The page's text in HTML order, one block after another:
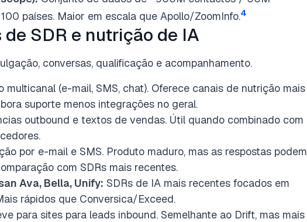
países. Maior em escala que Apollo/ZoomInfo.4
SDR e nutrição de IA
conversas, qualificação e acompanhamento.
multicanal (e-mail, SMS, chat). Oferece canais de nutrição mais
suporte menos integrações no geral.
outbound e textos de vendas. Útil quando combinado com
por e-mail e SMS. Produto maduro, mas as respostas podem
com SDRs mais recentes.
Ava, Bella, Unify: SDRs de IA mais recentes focados em
rápidos que Conversica/Exceed.
para sites para leads inbound. Semelhante ao Drift, mas mais